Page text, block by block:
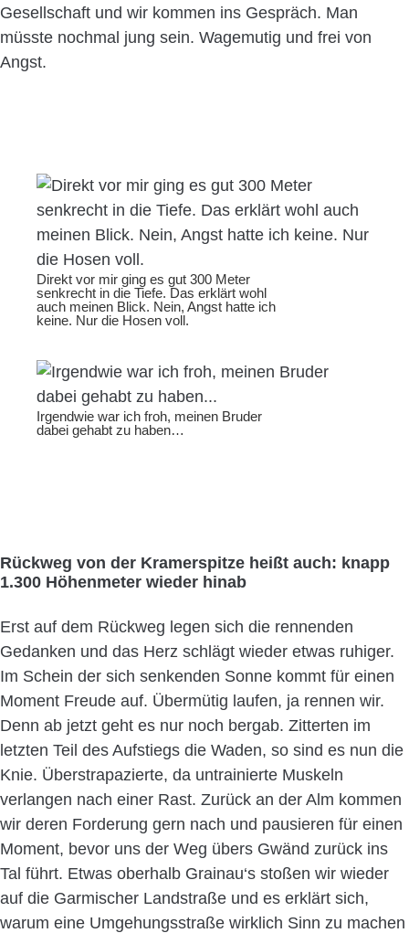
Gesellschaft und wir kommen ins Gespräch. Man
müsste nochmal jung sein. Wagemutig und frei von
Angst.
Direkt vor mir ging es gut 300 Meter
senkrecht in die Tiefe. Das erklärt wohl
auch meinen Blick. Nein, Angst hatte ich
keine. Nur die Hosen voll.
Irgendwie war ich froh, meinen Bruder
dabei gehabt zu haben…
Rückweg von der Kramerspitze heißt auch: knapp
1.300 Höhenmeter wieder hinab
Erst auf dem Rückweg legen sich die rennenden
Gedanken und das Herz schlägt wieder etwas ruhiger.
Im Schein der sich senkenden Sonne kommt für einen
Moment Freude auf. Übermütig laufen, ja rennen wir.
Denn ab jetzt geht es nur noch bergab. Zitterten im
letzten Teil des Aufstiegs die Waden, so sind es nun die
Knie. Überstrapazierte, da untrainierte Muskeln
verlangen nach einer Rast. Zurück an der Alm kommen
wir deren Forderung gern nach und pausieren für einen
Moment, bevor uns der Weg übers Gwänd zurück ins
Tal führt. Etwas oberhalb Grainau‘s stoßen wir wieder
auf die Garmischer Landstraße und es erklärt sich,
warum eine Umgehungsstraße wirklich Sinn zu machen